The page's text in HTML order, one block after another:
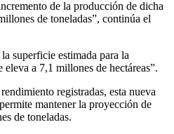
de la producción de dicha
de toneladas”, continúa el
superficie estimada para la
a 7,1 millones de hectáreas”.
registradas, esta nueva
mantener la proyección de
de toneladas.